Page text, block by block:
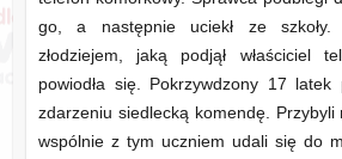
go, a następnie uciekł ze
złodziejem, jaką podjął właściciel
powiodła się. Pokrzywdzony 17 latek
zdarzeniu siedlecką komendę. Przybyli
wspólnie z tym uczniem udali się do